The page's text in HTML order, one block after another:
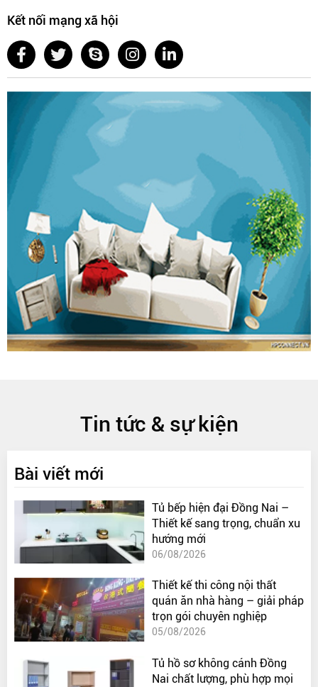
Kết nối mạng xã hội
Tin tức & sự kiện
Bài viết mới
Tủ bếp hiện đại Đồng Nai –
Thiết kế sang trọng, chuẩn xu
hướng mới
06/08/2026
Thiết kế thi công nội thất
quán ăn nhà hàng – giải pháp
trọn gói chuyên nghiệp
05/08/2026
Tủ hồ sơ không cánh Đồng
Nai chất lượng, phù hợp mọi